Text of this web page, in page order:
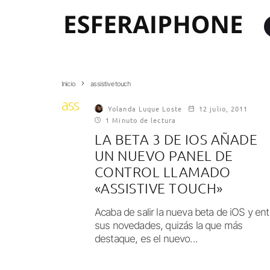
Inicio assistive touch
assistive touch
Yolanda Luque Loste
12 julio, 2011
1 Minuto de lectura
LA BETA 3 DE IOS AÑADE
UN NUEVO PANEL DE
CONTROL LLAMADO
«ASSISTIVE TOUCH»
Acaba de salir la nueva beta de iOS y
sus novedades, quizás la que más
destaque, es el nuevo...